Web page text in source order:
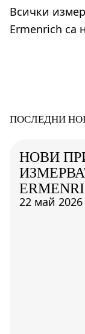
Всички
Ermenrich са
ПОСЛЕДНИ